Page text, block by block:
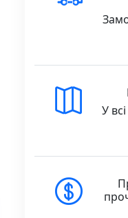
У